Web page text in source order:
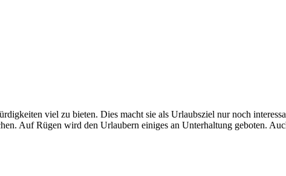
viel zu bieten. Dies macht sie als Urlaubsziel nur noch
Auf Rügen wird den Urlaubern einiges an Unterhaltung geboten.